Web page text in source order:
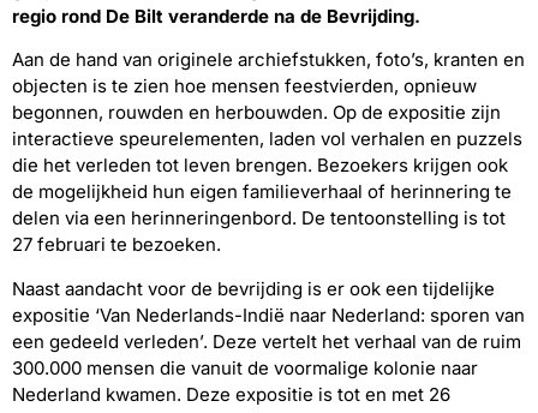
regio rond De Bilt veranderde na de Bevrijding.
Aan de hand van originele archiefstukken, foto’s, kranten en
objecten is te zien hoe mensen feestvierden, opnieuw
begonnen, rouwden en herbouwden. Op de expositie zijn
interactieve speurelementen, laden vol verhalen en puzzels
die het verleden tot leven brengen. Bezoekers krijgen ook
de mogelijkheid hun eigen familieverhaal of herinnering te
delen via een herinneringenbord. De tentoonstelling is tot
27 februari te bezoeken.
Naast aandacht voor de bevrijding is er ook een tijdelijke
expositie ‘Van Nederlands-Indië naar Nederland: sporen van
een gedeeld verleden’. Deze vertelt het verhaal van de ruim
300.000 mensen die vanuit de voormalige kolonie naar
Nederland kwamen. Deze expositie is tot en met 26